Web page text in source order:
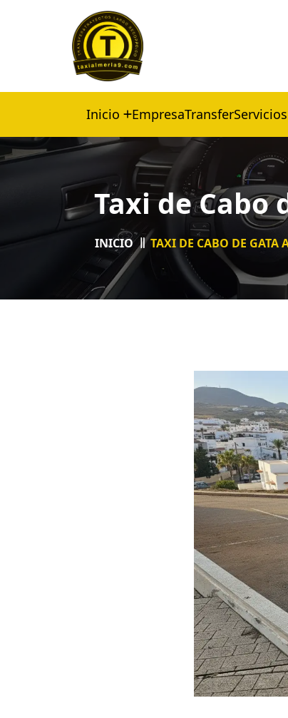
Inicio EmpresaTransferServicios
Taxi de Cabo
INICIO TAXI DE CABO DE GATA